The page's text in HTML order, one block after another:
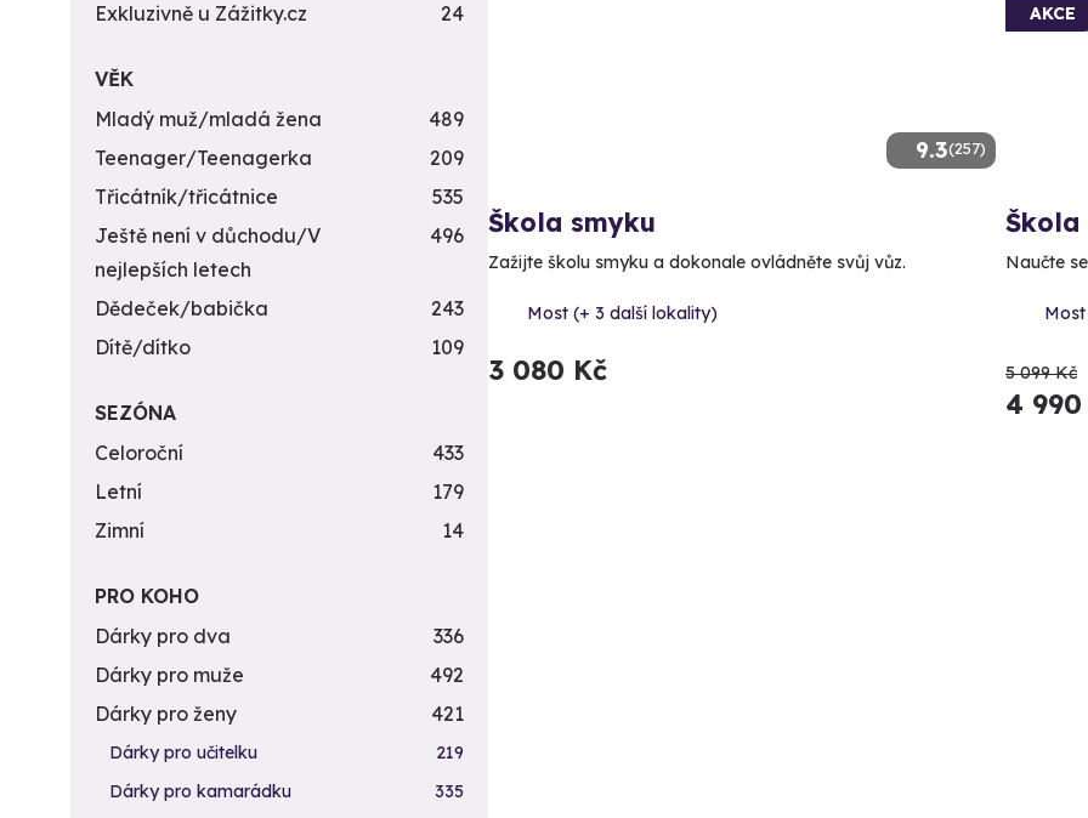
9.3(257)
Škola smyku
Zažijte školu smyku a dokonale ovládněte svůj vůz.
Most (+ 3 další lokality)
3 080 Kč
AKCE
Škola
Naučte
Most
5 099 Kč
4 990
Exkluzivně u Zážitky.cz
24
VĚK
Mladý muž/mladá žena
489
Teenager/Teenagerka
209
Třicátník/třicátnice
535
Ještě není v důchodu/V
nejlepších letech
496
Dědeček/babička
243
Dítě/dítko
109
SEZÓNA
Celoroční
433
Letní
179
Zimní
14
PRO KOHO
Dárky pro dva
336
Dárky pro muže
492
Dárky pro ženy
421
Dárky pro učitelku
219
Dárky pro kamarádku
335